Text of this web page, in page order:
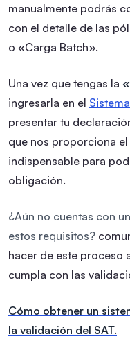
manualmente podrás
con el detalle de las
o «Carga Batch».
Una vez que tengas la
ingresarla en el
presentar tu
que nos proporciona el
indispensable para
obligación.
¿Aún no cuentas con
estos requisitos?
hacer de este proceso
cumpla con las
Cómo obtener un
la validación del SAT.